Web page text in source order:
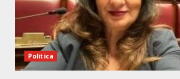
Politica